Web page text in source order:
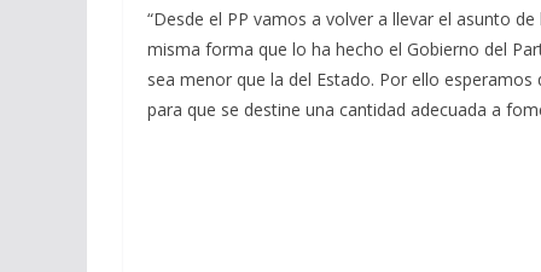
“Desde el PP vamos a volver a llevar el asunto
misma forma que lo ha hecho el Gobierno del
sea menor que la del Estado. Por ello
para que se destine una cantidad adecuada a